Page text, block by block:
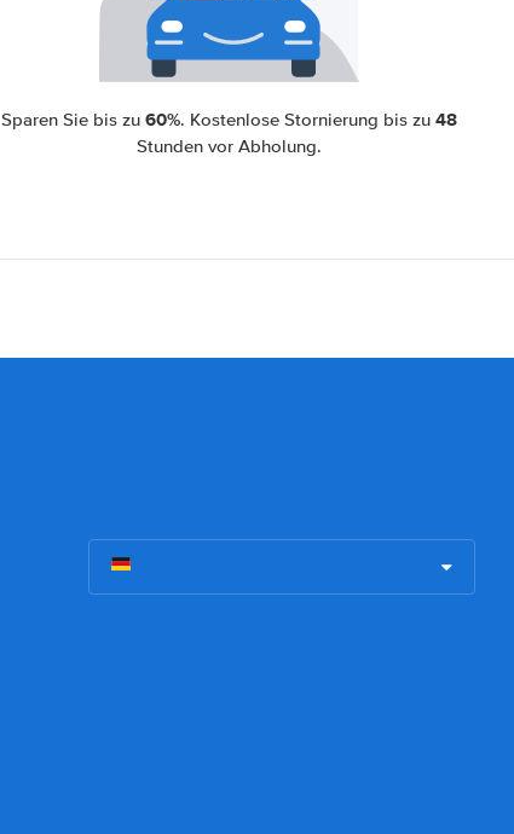
Sparen Sie bis zu60%. Kostenlose Stornierung bis zu48
Stunden vor Abholung.